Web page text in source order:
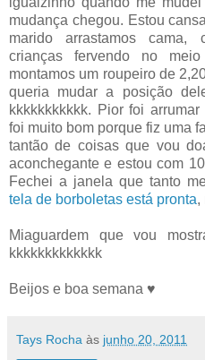
mudança chegou. Estou
marido arrastamos cama,
crianças fervendo no
montamos um roupeiro de
queria mudar a posição
kkkkkkkkkkk. Pior foi
foi muito bom porque fiz uma
tantão de coisas que vou
aconchegante e estou com
Fechei a janela que tanto
tela de borboletas está pronta,
Miaguardem que vou
kkkkkkkkkkkkk
Beijos e boa semana ♥
Tays Rocha às junho 20, 2011